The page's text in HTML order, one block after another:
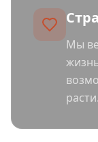
Мы
расти.